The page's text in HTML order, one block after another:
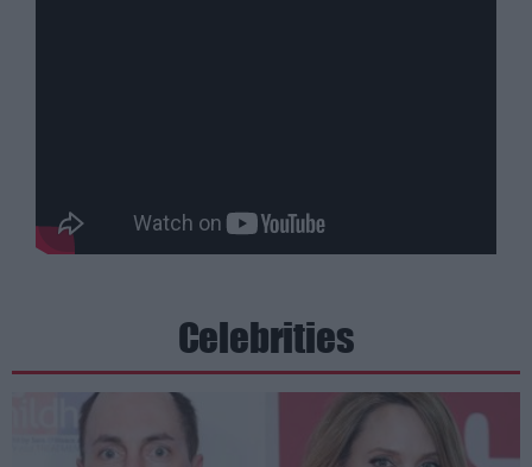
Celebrities